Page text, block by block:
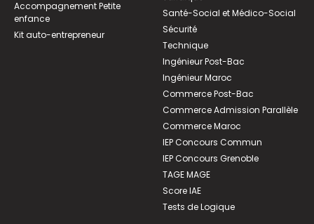
Accompagnement Petite
enfance
Kit auto-entrepreneur
Santé-Social et Médico-Social
Sécurité
Technique
Ingénieur Post-Bac
Ingénieur Maroc
Commerce Post-Bac
Commerce Admission Parallèle
Commerce Maroc
IEP Concours Commun
IEP Concours Grenoble
TAGE MAGE
Score IAE
Tests de Logique